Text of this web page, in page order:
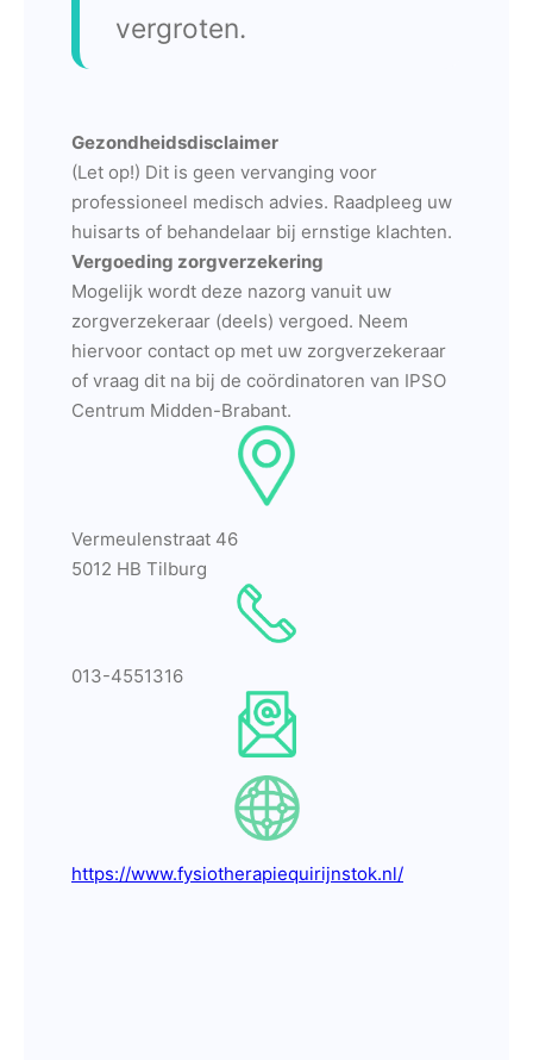
vergroten.
Gezondheidsdisclaimer
(Let op!) Dit is geen vervanging voor
professioneel medisch advies. Raadpleeg uw
huisarts of behandelaar bij ernstige klachten.
Vergoeding zorgverzekering
Mogelijk wordt deze nazorg vanuit uw
zorgverzekeraar (deels) vergoed. Neem
hiervoor contact op met uw zorgverzekeraar
of vraag dit na bij de coördinatoren van IPSO
Centrum Midden-Brabant.
Vermeulenstraat 46
5012 HB Tilburg
013-4551316
https://www.fysiotherapiequirijnstok.nl/